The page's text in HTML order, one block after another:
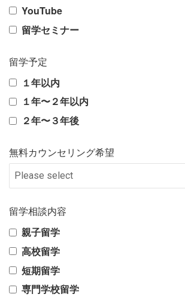
YouTube
留学セミナー
留学予定
１年以内
１年〜２年以内
２年〜３年後
無料カウンセリング希望
留学相談内容
親子留学
高校留学
短期留学
専門学校留学